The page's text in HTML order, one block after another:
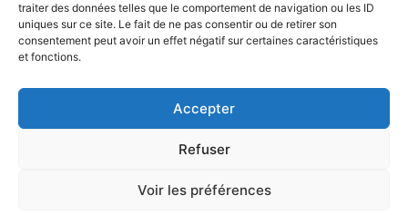
traiter des données telles que le comportement de navigation ou les ID
uniques sur ce site. Le fait de ne pas consentir ou de retirer son
consentement peut avoir un effet négatif sur certaines caractéristiques
et fonctions.
Accepter
Refuser
Voir les préférences
Stage Kata Geiko De Bourg En
Bresse Le 6 Septembre 2026